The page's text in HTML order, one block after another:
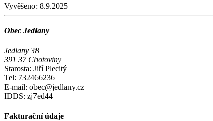
Vyvěšeno: 8.9.2025
Obec Jedlany
Jedlany 38
391 37 Chotoviny
Starosta: Jiří Plecitý
Tel: 732466236
E-mail: obec@jedlany.cz
IDDS: zj7ed44
Fakturační údaje